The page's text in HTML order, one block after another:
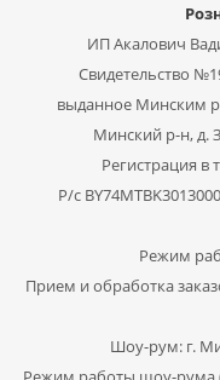
ИП Акалович
Свидетельство
выданное Минским
Минский р-н, д.
Регистрация в
Р/с
Режим
Прием и обработка
Шоу-рум: г.